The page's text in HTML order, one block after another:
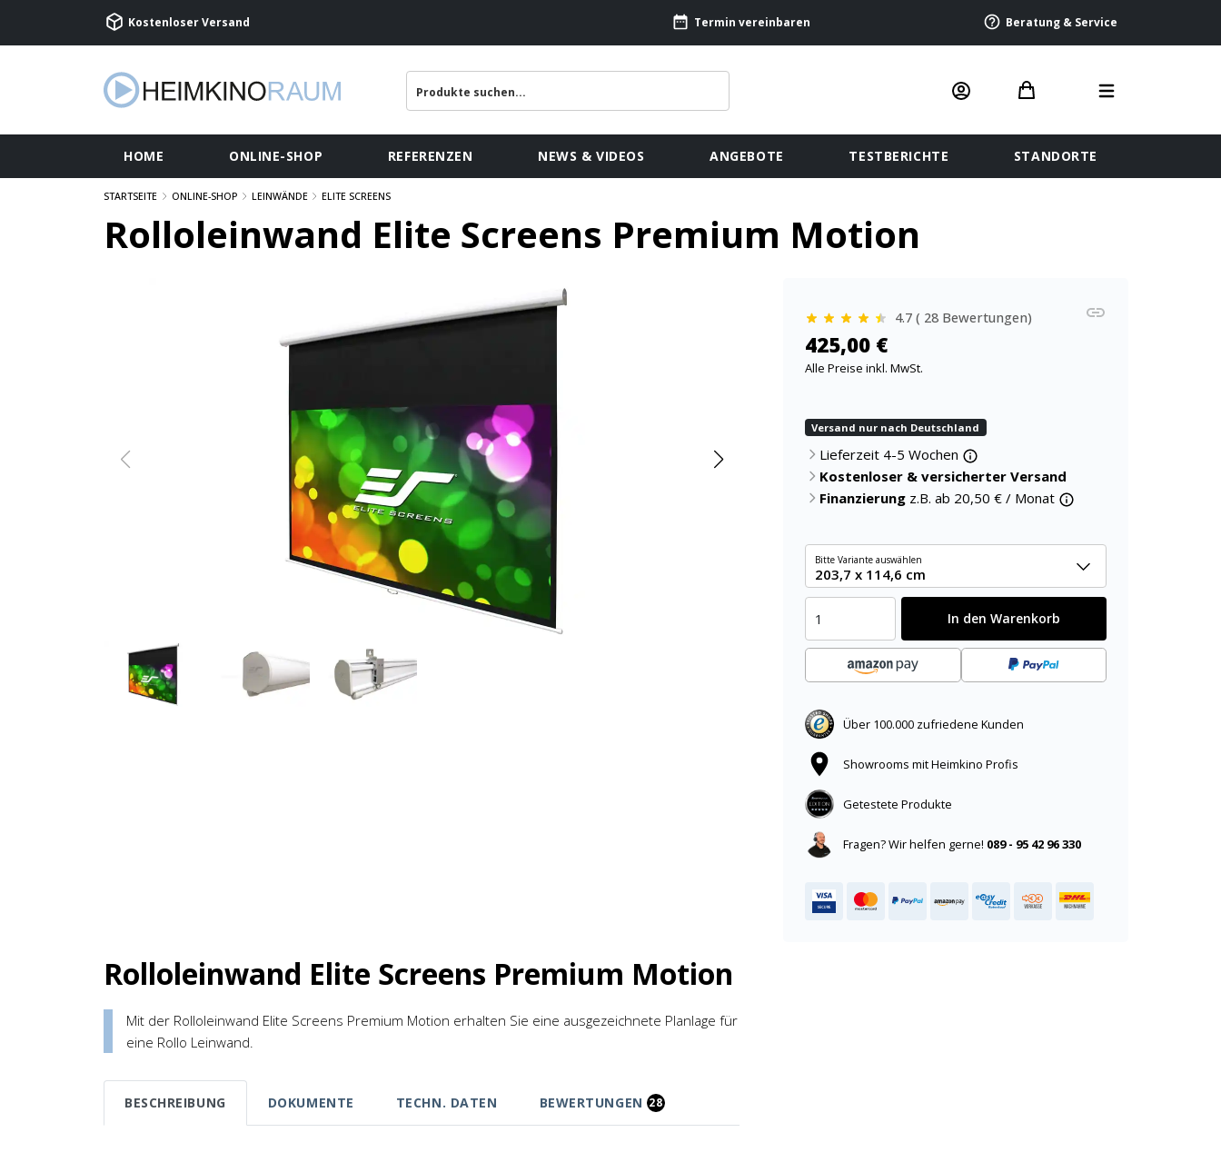
Kostenloser Versand Termin vereinbaren Beratung & Service
HOME ONLINE-SHOP REFERENZEN NEWS & VIDEOS ANGEBOTE TESTBERICHTE STANDORTE
STARTSEITE ONLINE-SHOP LEINWÄNDE ELITE SCREENS
Rolloleinwand Elite Screens Premium Motion
4.7 ( 28 Bewertungen)
425,00 €
Alle Preise inkl. MwSt.
Versand nur nach Deutschland
Lieferzeit 4-5 Wochen
Kostenloser & versicherter Versand
Finanzierung z.B. ab 20,50 € / Monat
Bitte Variante auswählen
203,7 x 114,6 cm
In den Warenkorb
Über 100.000 zufriedene Kunden
Showrooms mit Heimkino Profis
Getestete Produkte
Fragen? Wir helfen gerne! 089 - 95 42 96 330
Rolloleinwand Elite Screens Premium Motion
Mit der Rolloleinwand Elite Screens Premium Motion erhalten Sie eine ausgezeichnete Planlage für
eine Rollo Leinwand.
BESCHREIBUNG DOKUMENTE TECHN. DATEN BEWERTUNGEN 28